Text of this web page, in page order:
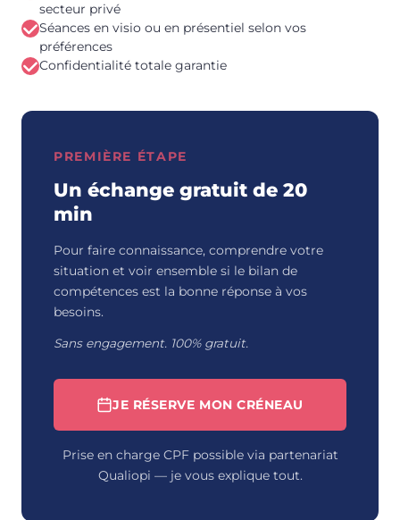
secteur privé
Séances en visio ou en présentiel selon vos
préférences
Confidentialité totale garantie
PREMIÈRE ÉTAPE
Un échange gratuit de 20
min
Pour faire connaissance, comprendre votre
situation et voir ensemble si le bilan de
compétences est la bonne réponse à vos
besoins.
Sans engagement. 100% gratuit.
JE RÉSERVE MON CRÉNEAU
Prise en charge CPF possible via partenariat
Qualiopi — je vous explique tout.